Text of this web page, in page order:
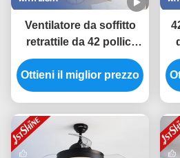
Ventilatore da soffitto
retrattile da 42 pollici
con luce, motore DC e
telecomando a 6
velocità
Ottieni il miglior prezzo